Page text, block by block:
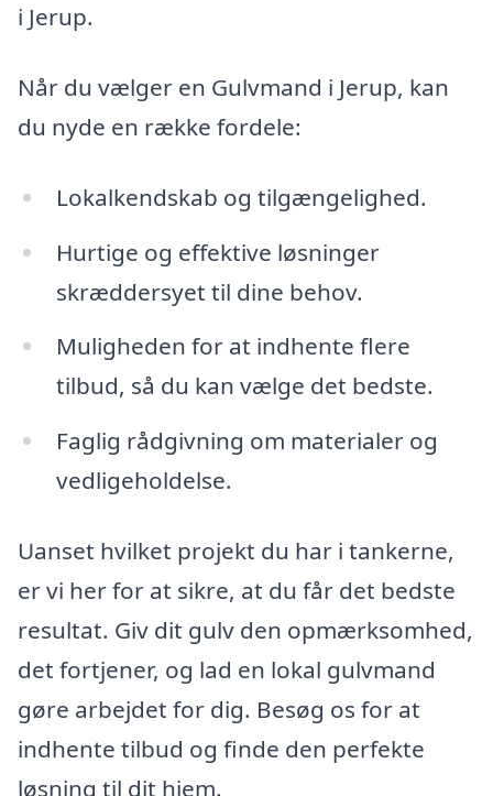
i Jerup.
Når du vælger en Gulvmand i Jerup, kan
du nyde en række fordele:
Lokalkendskab og tilgængelighed.
Hurtige og effektive løsninger
skræddersyet til dine behov.
Muligheden for at indhente flere
tilbud, så du kan vælge det bedste.
Faglig rådgivning om materialer og
vedligeholdelse.
Uanset hvilket projekt du har i tankerne,
er vi her for at sikre, at du får det bedste
resultat. Giv dit gulv den opmærksomhed,
det fortjener, og lad en lokal gulvmand
gøre arbejdet for dig. Besøg os for at
indhente tilbud og finde den perfekte
løsning til dit hjem.